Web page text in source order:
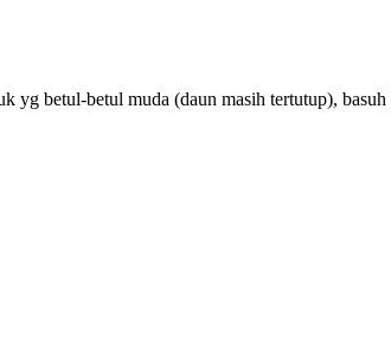
betul-betul muda (daun masih tertutup),